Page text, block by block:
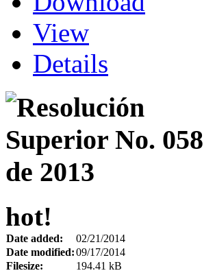
View
Details
hot!
Date added:
02/21/2014
Date modified:09/17/2014
Filesize:
194.41 kB